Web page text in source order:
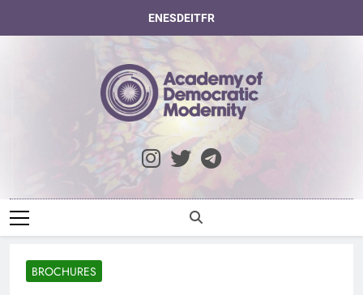
ENESDEITFR
Academy Of
Democratic
Modernity
BROCHURES